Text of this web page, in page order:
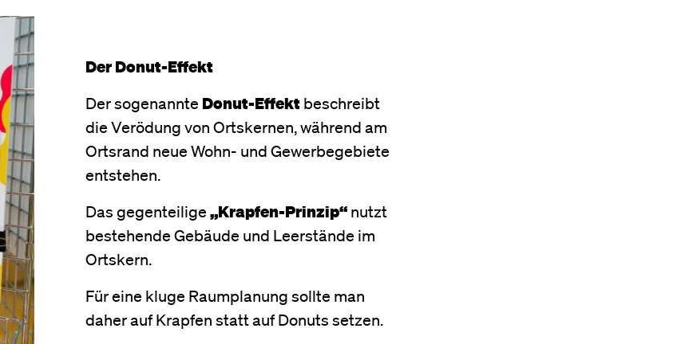
Der Donut-Effekt
Der sogenannte Donut-Effektbeschreibt
die Verödung von Ortskernen, während am
Ortsrand neue Wohn- und Gewerbegebiete
entstehen.
Das gegenteilige„Krapfen-Prinzip“nutzt
bestehende Gebäude und Leerstände im
Ortskern.
Für eine kluge Raumplanung sollte man
daher auf Krapfen statt auf Donuts setzen.